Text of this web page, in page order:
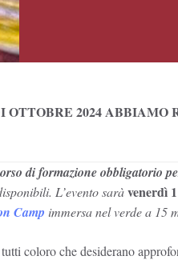
OTTOBRE 2024
di formazione obbligatorio
L’evento saràvenerdì 1
Camp immersa nel verde a 15
coloro che desiderano